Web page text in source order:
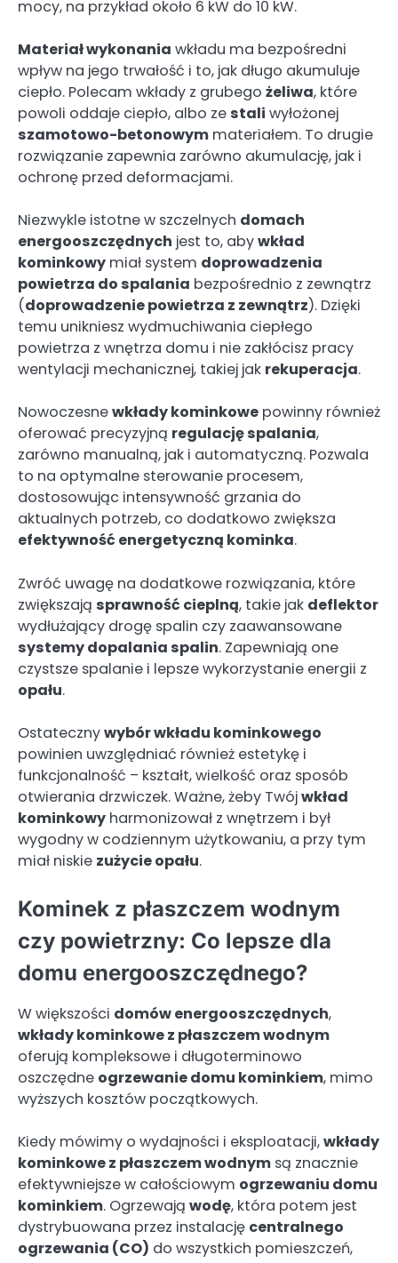
mocy, na przykład około 6 kW do 10 kW.
Materiał wykonania wkładu ma bezpośredni
wpływ na jego trwałość i to, jak długo akumuluje
ciepło. Polecam wkłady z grubego żeliwa, które
powoli oddaje ciepło, albo ze stali wyłożonej
szamotowo-betonowym materiałem. To drugie
rozwiązanie zapewnia zarówno akumulację, jak i
ochronę przed deformacjami.
Niezwykle istotne w szczelnych domach
energooszczędnych jest to, abywkład
kominkowy miał system doprowadzenia
powietrza do spalania bezpośrednio z zewnątrz
(doprowadzenie powietrza z zewnątrz). Dzięki
temu unikniesz wydmuchiwania ciepłego
powietrza z wnętrza domu i nie zakłócisz pracy
wentylacji mechanicznej, takiej jak rekuperacja.
Nowoczesnewkłady kominkowe powinny również
oferować precyzyjną regulację spalania,
zarówno manualną, jak i automatyczną. Pozwala
to na optymalne sterowanie procesem,
dostosowując intensywność grzania do
aktualnych potrzeb, co dodatkowo zwiększa
efektywność energetyczną kominka.
Zwróć uwagę na dodatkowe rozwiązania, które
zwiększają sprawność cieplną, takie jak deflektor
wydłużający drogę spalin czy zaawansowane
systemy dopalania spalin. Zapewniają one
czystsze spalanie i lepsze wykorzystanie energii z
opału.
Ostatecznywybór wkładu kominkowego
powinien uwzględniać również estetykę i
funkcjonalność – kształt, wielkość oraz sposób
otwierania drzwiczek. Ważne, żeby Twójwkład
kominkowy harmonizował z wnętrzem i był
wygodny w codziennym użytkowaniu, a przy tym
miał niskie zużycie opału.
Kominek z płaszczem wodnym
czy powietrzny: Co lepsze dla
domu energooszczędnego?
W większości domów energooszczędnych,
wkłady kominkowe z płaszczem wodnym
oferują kompleksowe i długoterminowo
oszczędne ogrzewanie domu kominkiem, mimo
wyższych kosztów początkowych.
Kiedy mówimy o wydajności i eksploatacji,wkłady
kominkowe z płaszczem wodnym są znacznie
efektywniejsze w całościowym ogrzewaniu domu
kominkiem. Ogrzewają wodę, która potem jest
dystrybuowana przez instalację centralnego
ogrzewania (CO) do wszystkich pomieszczeń,